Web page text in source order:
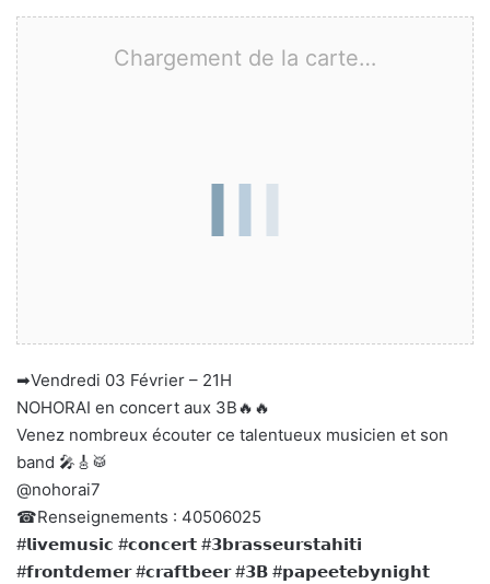
Chargement de la carte…
➡Vendredi 03 Février – 21H
NOHORAI en concert aux 3B🔥🔥
Venez nombreux écouter ce talentueux musicien et son
band 🎤🎸🥁
@nohorai7
☎Renseignements : 40506025
#𝗹𝗶𝘃𝗲𝗺𝘂𝘀𝗶𝗰 #𝗰𝗼𝗻𝗰𝗲𝗿𝘁 #𝟯𝗯𝗿𝗮𝘀𝘀𝗲𝘂𝗿𝘀𝘁𝗮𝗵𝗶𝘁𝗶
#𝗳𝗿𝗼𝗻𝘁𝗱𝗲𝗺𝗲𝗿 #𝗰𝗿𝗮𝗳𝘁𝗯𝗲𝗲𝗿 #𝟯𝗕 #𝗽𝗮𝗽𝗲𝗲𝘁𝗲𝗯𝘆𝗻𝗶𝗴𝗵𝘁